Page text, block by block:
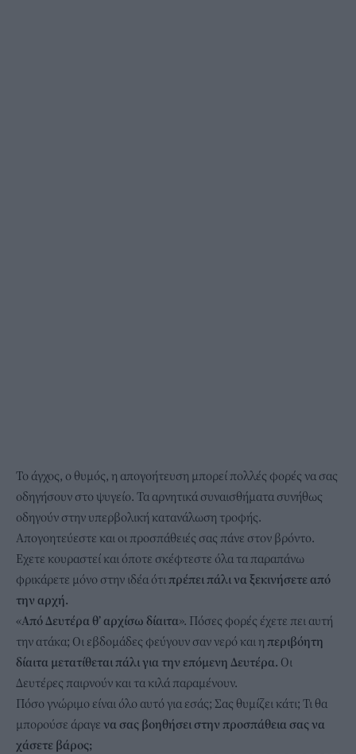
Το άγχος, ο θυμός, η απογοήτευση μπορεί πολλές φορές να σας
οδηγήσουν στο ψυγείο. Τα αρνητικά συναισθήματα συνήθως
οδηγούν στην υπερβολική κατανάλωση τροφής.
Απογοητεύεστε και οι προσπάθειές σας πάνε στον βρόντο.
Εχετε κουραστεί και όποτε σκέφτεστε όλα τα παραπάνω
φρικάρετε μόνο στην ιδέα ότιπρέπει πάλι να ξεκινήσετε από
την αρχή.
«Από Δευτέρα θ’ αρχίσω δίαιτα». Πόσες φορές έχετε πει αυτή
την ατάκα; Οι εβδομάδες φεύγουν σαν νερό και η περιβόητη
δίαιτα μετατίθεται πάλι για την επόμενη Δευτέρα. Οι
Δευτέρες παιρνούν και τα κιλά παραμένουν.
Πόσο γνώριμο είναι όλο αυτό για εσάς; Σας θυμίζει κάτι; Τι θα
μπορούσε άραγε να σας βοηθήσει στην προσπάθεια σας να
χάσετε βάρος;